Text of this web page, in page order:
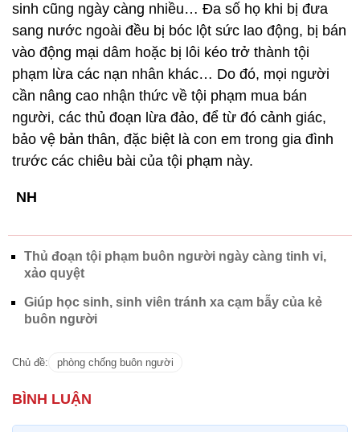
sinh cũng ngày càng nhiều… Đa số họ khi bị đưa
sang nước ngoài đều bị bóc lột sức lao động, bị bán
vào động mại dâm hoặc bị lôi kéo trở thành tội
phạm lừa các nạn nhân khác… Do đó, mọi người
cần nâng cao nhận thức về tội phạm mua bán
người, các thủ đoạn lừa đảo, để từ đó cảnh giác,
bảo vệ bản thân, đặc biệt là con em trong gia đình
trước các chiêu bài của tội phạm này.
NH
Thủ đoạn tội phạm buôn người ngày càng tinh vi,
xảo quyệt
Giúp học sinh, sinh viên tránh xa cạm bẫy của kẻ
buôn người
Chủ đề: phòng chống buôn người